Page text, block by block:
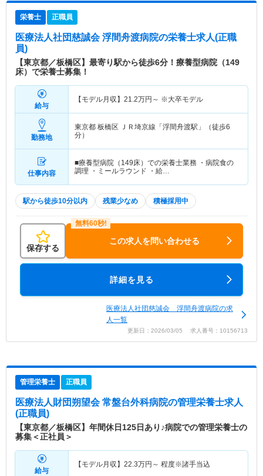
栄養士 正職員
医療法人社団慈誠会 浮間舟渡病院の栄養士求人(正職
員)
【東京都／板橋区】最寄り駅から徒歩6分！療養型病院（149
床）で栄養士募集！
給与
【モデル月収】 21.2万円～ ※大卒モデル
勤務地
東京都 板橋区 ＪＲ埼京線「浮間舟渡駅」（徒歩6
分）
仕事内容
■療養型病院（149床）での栄養士業務 ・病院食の
調理 ・ミールラウンド ・給…
駅から徒歩10分以内 残業少なめ 積極採用中
保存する
この求人を問い合わせる
詳細を見る
医療法人社団慈誠会 浮間舟渡病院の求
人一覧
更新日：2026/03/05 求人番号：10156713
管理栄養士 正職員
医療法人財団朔望会 常盤台外科病院の管理栄養士求人
(正職員)
【東京都／板橋区】年間休日125日あり♪病院での管理栄養士の
募集＜正社員＞
給与
【モデル月収】 22.3万円～ 程度※諸手当込